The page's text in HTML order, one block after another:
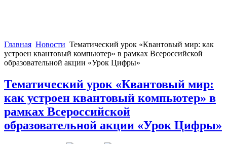
Главная Новости Тематический урок «Квантовый мир: как
устроен квантовый компьютер» в рамках Всероссийской
образовательной акции «Урок Цифры»
Тематический урок «Квантовый мир:
как устроен квантовый компьютер» в
рамках Всероссийской
образовательной акции «Урок Цифры»